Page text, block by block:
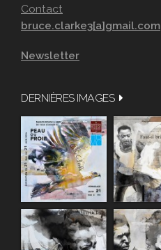
Contact
bruce.clarke3[a]gmail.com
Newsletter
DERNIÈRES IMAGES